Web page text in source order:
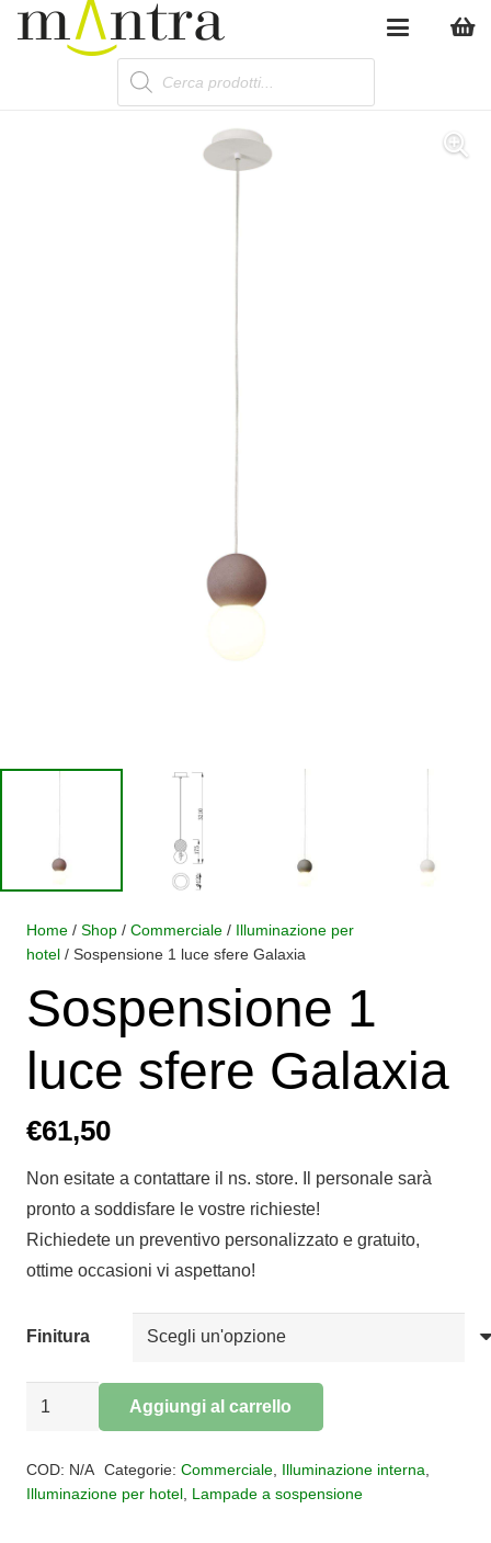
Products
search
Home / Shop / Commerciale / Illuminazione per
hotel / Sospensione 1 luce sfere Galaxia
Sospensione 1
luce sfere Galaxia
€61,50
Non esitate a contattare il ns. store. Il personale sarà
pronto a soddisfare le vostre richieste!
Richiedete un preventivo personalizzato e gratuito,
ottime occasioni vi aspettano!
Finitura
Sospensione
sfere
Aggiungi al carrello
COD: N/A Categorie: Commerciale, Illuminazione interna,
Illuminazione per hotel, Lampade a sospensione